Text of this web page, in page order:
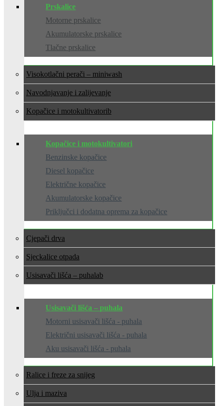
Prskalice
Motorne prskalice
Akumulatorske prskalice
Tlačne prskalice
Visokotlačni perači – miniwash
Navodnjavanje i zalijevanje
Kopačice i motokultivatori
Kopačice i motokultivatori
Benzinske kopačice
Diesel kopačice
Električne kopačice
Akumulatorske kopačice
Priključci i dodatna oprema za kopačice
Cjepači drva
Sjeckalice otpada
Usisavači lišća – puhala
Usisavači lišća – puhala
Motorni usisavači lišća - puhala
Električni usisavači lišća - puhala
Aku usisavači lišća - puhala
Ralice i freze za snijeg
Ulja i maziva